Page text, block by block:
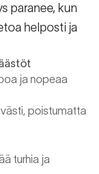
paranee, kun
helposti ja
ja nopeaa
poistumatta
turhia ja